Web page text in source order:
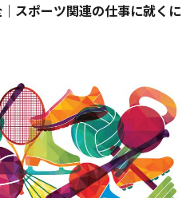
スポーツ関連の仕事に就くに